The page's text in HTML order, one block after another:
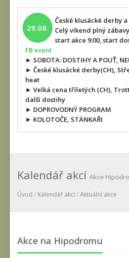
29.08.
České klusácké derby a
Celý víkend plný
start akce 9:00, start
FB event
► SOBOTA: DOSTIHY A POUŤ,
► České klusácké derby(CH),
heat
► Velká cena tříletých (CH),
další dostihy
► DOPROVODNÝ PROGRAM
► KOLOTOČE, STÁNKAŘI
Kalendář akcí Akce
Úvod / Kalendář akcí/Aktuální akce
Akce na Hipodromu